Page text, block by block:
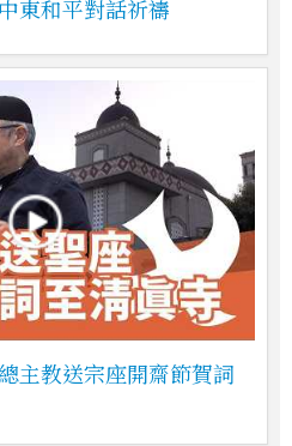
東和平對話祈禱
主教送宗座開齋節賀詞